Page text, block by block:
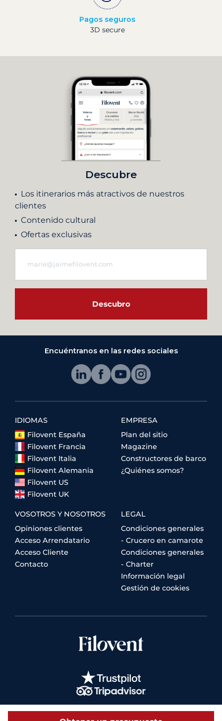
Pagos seguros
3D secure
Descubre
Los itinerarios más atractivos de nuestros
clientes
Contenido cultural
Ofertas exclusivas
Descubro
Encuéntranos en las redes sociales
IDIOMAS
Filovent España
Filovent Francia
Filovent Italia
Filovent Alemania
Filovent US
Filovent UK
EMPRESA
Plan del sitio
Magazine
Constructores de barco
¿Quiénes somos?
VOSOTROS Y NOSOTROS
Opiniones clientes
Acceso Arrendatario
Acceso Cliente
Contacto
LEGAL
Condiciones generales
- Crucero en camarote
Condiciones generales
- Charter
Información legal
Gestión de cookies